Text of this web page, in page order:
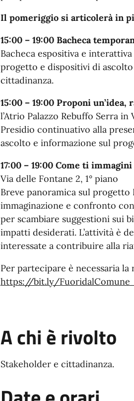
Il pomeriggio si articolerà in
15:00 – 19:00 Bacheca
Bacheca espositiva e
progetto e dispositivi di
cittadinanza.
15:00 – 19:00 Proponi
l’Atrio Palazzo Rebuffo Serra in
Presidio continuativo alla
ascolto e informazione sul
17:00 – 19:00 Come ti
Via delle Fontane 2, 1° piano
Breve panoramica sul
immaginazione e confronto
per scambiare suggestioni sui
impatti desiderati. L’attività è
interessate a contribuire alla
Per partecipare è necessaria
https://bit.ly/
A chi è rivolto
Stakeholder e cittadinanza.